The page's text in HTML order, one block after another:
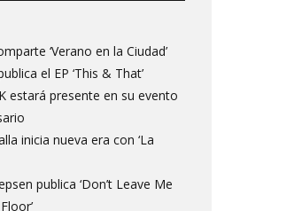
‘Verano en la Ciudad’
el EP ‘This & That’
estará presente en su evento
inicia nueva era con ‘La
publica ‘Don’t Leave Me